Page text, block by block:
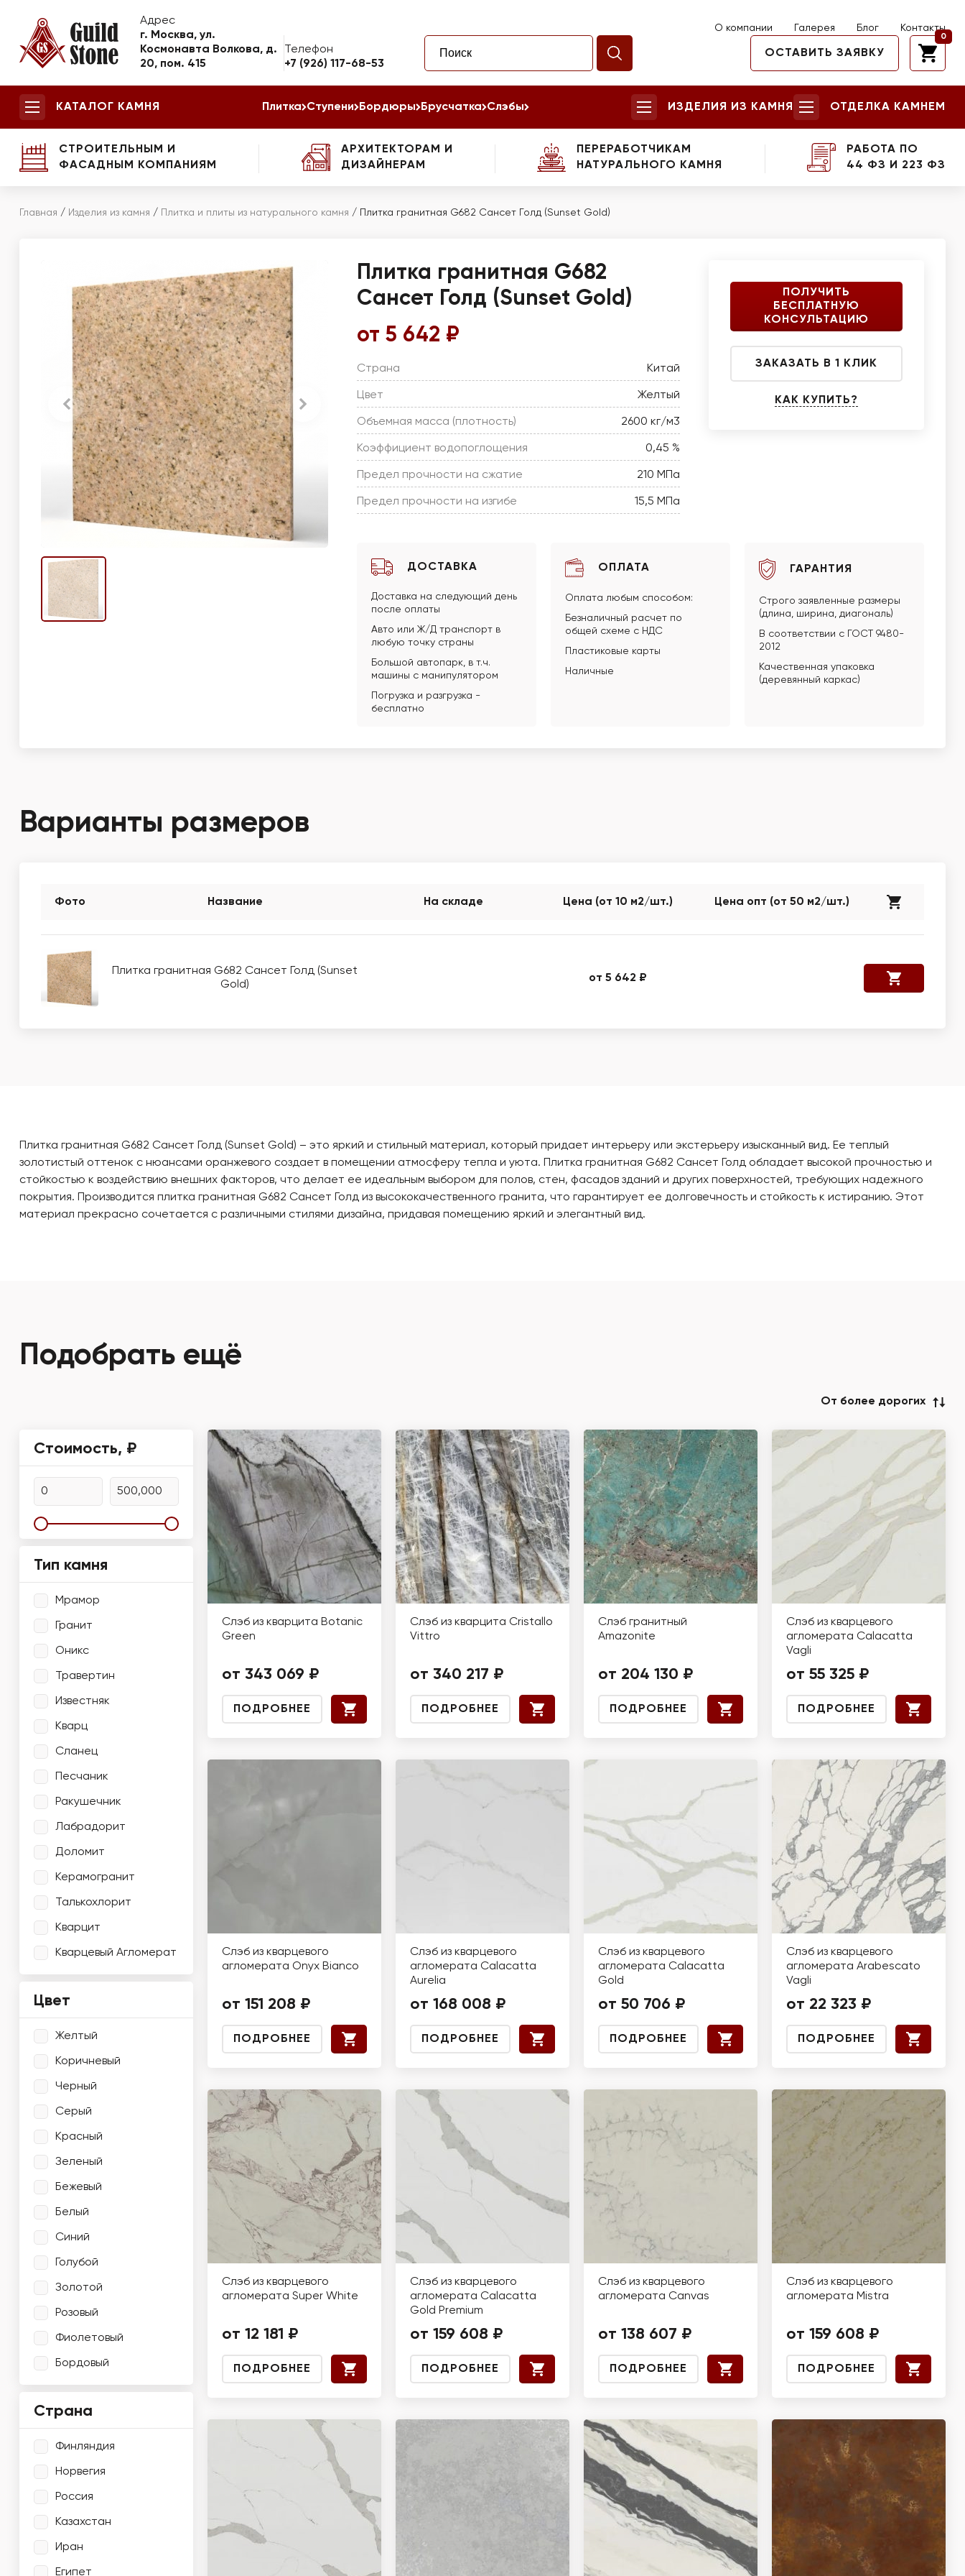
Адрес
г. Москва, ул.
Космонавта Волкова, д.
20, пом. 415
Телефон
+7 (926) 117-68-53
О компании Галерея Блог Контакты
ОСТАВИТЬ ЗАЯВКУ
0
КАТАЛОГ КАМНЯ Плитка Ступени Бордюры Брусчатка Слэбы ИЗДЕЛИЯ ИЗ КАМНЯ ОТДЕЛКА КАМНЕМ
СТРОИТЕЛЬНЫМ И
ФАСАДНЫМ КОМПАНИЯМ
АРХИТЕКТОРАМ И
ДИЗАЙНЕРАМ
ПЕРЕРАБОТЧИКАМ
НАТУРАЛЬНОГО КАМНЯ
РАБОТА ПО
44 ФЗ И 223 ФЗ
Главная / Изделия из камня / Плитка и плиты из натурального камня / Плитка гранитная G682 Сансет Голд (Sunset Gold)
Плитка гранитная G682
Сансет Голд (Sunset Gold)
от 5 642 ₽
Страна Китай
Цвет Желтый
Объемная масса (плотность) 2600 кг/м3
Коэффициент водопоглощения 0,45 %
Предел прочности на сжатие 210 МПа
Предел прочности на изгибе 15,5 МПа
ПОЛУЧИТЬ
БЕСПЛАТНУЮ
КОНСУЛЬТАЦИЮ
ЗАКАЗАТЬ В 1 КЛИК
КАК КУПИТЬ?
ДОСТАВКА
Доставка на следующий день
после оплаты
Авто или Ж/Д транспорт в
любую точку страны
Большой автопарк, в т.ч.
машины с манипулятором
Погрузка и разгрузка -
бесплатно
ОПЛАТА
Оплата любым способом:
Безналичный расчет по
общей схеме с НДС
Пластиковые карты
Наличные
ГАРАНТИЯ
Строго заявленные размеры
(длина, ширина, диагональ)
В соответствии с ГОСТ 9480-
2012
Качественная упаковка
(деревянный каркас)
Варианты размеров
Фото Название На складе Цена (от 10 м2/шт.) Цена опт (от 50 м2/шт.)
Плитка гранитная G682 Сансет Голд (Sunset
Gold)
от 5 642 ₽
Плитка гранитная G682 Сансет Голд (Sunset Gold) – это яркий и стильный материал, который придает интерьеру или экстерьеру изысканный вид. Ее теплый
золотистый оттенок с нюансами оранжевого создает в помещении атмосферу тепла и уюта. Плитка гранитная G682 Сансет Голд обладает высокой прочностью и
стойкостью к воздействию внешних факторов, что делает ее идеальным выбором для полов, стен, фасадов зданий и других поверхностей, требующих надежного
покрытия. Производится плитка гранитная G682 Сансет Голд из высококачественного гранита, что гарантирует ее долговечность и стойкость к истиранию. Этот
материал прекрасно сочетается с различными стилями дизайна, придавая помещению яркий и элегантный вид.
Подобрать ещё
От более дорогих
Слэб из кварцита Botanic
Green
от 343 069 ₽
ПОДРОБНЕЕ
Слэб из кварцита Cristallo
Vittro
от 340 217 ₽
ПОДРОБНЕЕ
Слэб гранитный
Amazonite
от 204 130 ₽
ПОДРОБНЕЕ
Слэб из кварцевого
агломерата Calacatta
Vagli
от 55 325 ₽
ПОДРОБНЕЕ
Слэб из кварцевого
агломерата Onyx Bianco
от 151 208 ₽
ПОДРОБНЕЕ
Слэб из кварцевого
агломерата Calacatta
Aurelia
от 168 008 ₽
ПОДРОБНЕЕ
Слэб из кварцевого
агломерата Calacatta
Gold
от 50 706 ₽
ПОДРОБНЕЕ
Слэб из кварцевого
агломерата Arabescato
Vagli
от 22 323 ₽
ПОДРОБНЕЕ
Слэб из кварцевого
агломерата Super White
от 12 181 ₽
ПОДРОБНЕЕ
Слэб из кварцевого
агломерата Calacatta
Gold Premium
от 159 608 ₽
ПОДРОБНЕЕ
Слэб из кварцевого
агломерата Canvas
от 138 607 ₽
ПОДРОБНЕЕ
Слэб из кварцевого
агломерата Mistra
от 159 608 ₽
ПОДРОБНЕЕ
Стоимость, ₽
Тип камня
Мрамор
Гранит
Оникс
Травертин
Известняк
Кварц
Сланец
Песчаник
Ракушечник
Лабрадорит
Доломит
Керамогранит
Талькохлорит
Кварцит
Кварцевый Агломерат
Цвет
Желтый
Коричневый
Черный
Серый
Красный
Зеленый
Бежевый
Белый
Синий
Голубой
Золотой
Розовый
Фиолетовый
Бордовый
Страна
Финляндия
Норвегия
Россия
Казахстан
Иран
Египет